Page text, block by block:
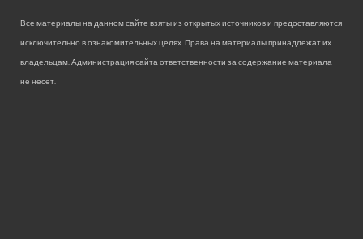
Все материалы на данном сайте взяты из открытых источников и предоставляются
исключительно в ознакомительных целях. Права на материалы принадлежат их
владельцам. Администрация сайта ответственности за содержание материала
не несет.